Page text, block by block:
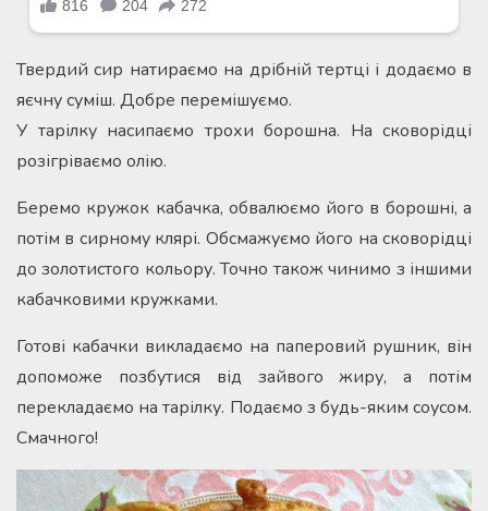
Твердий сир натираємо на дрібній тертці і додаємо в
яєчну суміш. Добре перемішуємо.
У тарілку насипаємо трохи борошна. На сковорідці
розігріваємо олію.
Беремо кружок кабачка, обвалюємо його в борошні, а
потім в сирному клярі. Обсмажуємо його на сковорідці
до золотистого кольору. Точно також чинимо з іншими
кабачковими кружками.
Готові кабачки викладаємо на паперовий рушник, він
допоможе позбутися від зайвого жиру, а потім
перекладаємо на тарілку. Подаємо з будь-яким соусом.
Смачного!